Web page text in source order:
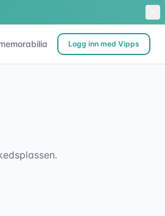
Logg inn med Vipps